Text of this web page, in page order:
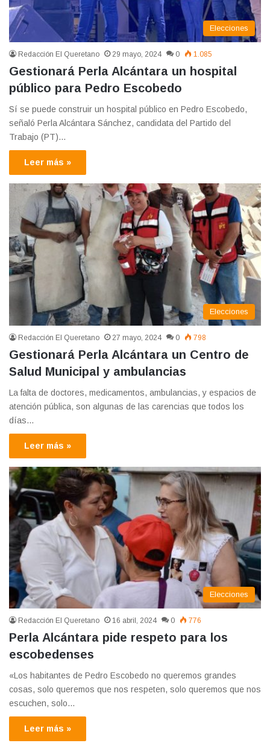
Elecciones
Redacción El Queretano 29 mayo, 2024 0 1.085
Gestionará Perla Alcántara un hospital
público para Pedro Escobedo
Sí se puede construir un hospital público en Pedro Escobedo,
señaló Perla Alcántara Sánchez, candidata del Partido del
Trabajo (PT)…
Leer más »
Elecciones
Redacción El Queretano 27 mayo, 2024 0 798
Gestionará Perla Alcántara un Centro de
Salud Municipal y ambulancias
La falta de doctores, medicamentos, ambulancias, y espacios de
atención pública, son algunas de las carencias que todos los
días…
Leer más »
Elecciones
Redacción El Queretano 16 abril, 2024 0 776
Perla Alcántara pide respeto para los
escobedenses
«Los habitantes de Pedro Escobedo no queremos grandes
cosas, solo queremos que nos respeten, solo queremos que nos
escuchen, solo…
Leer más »